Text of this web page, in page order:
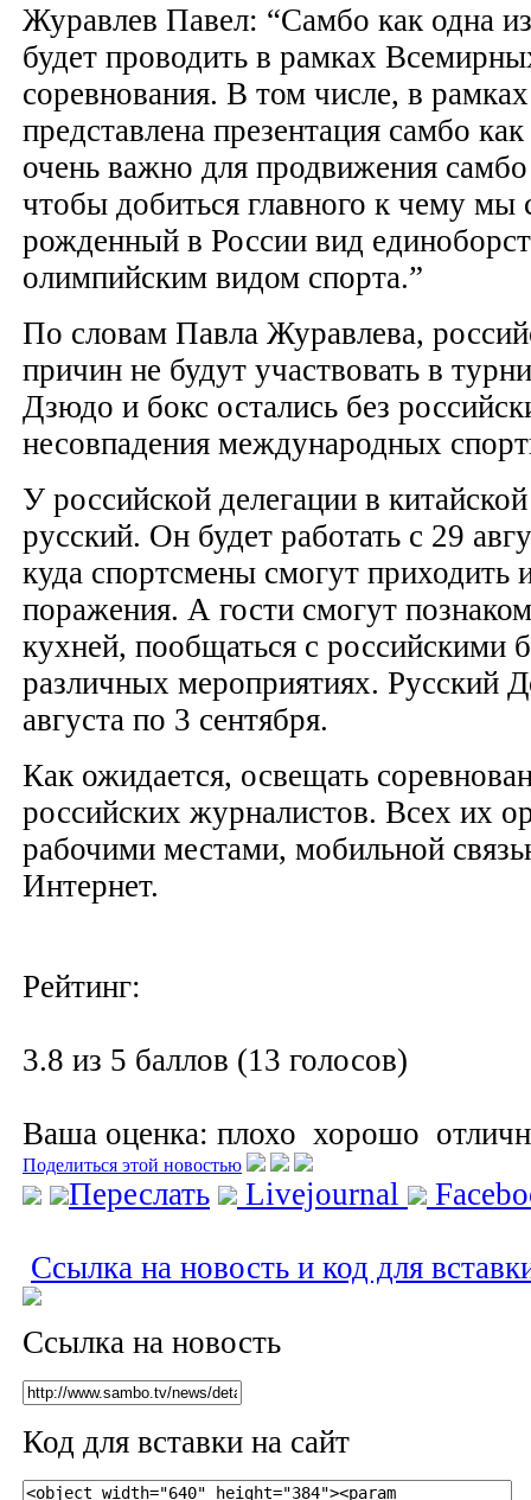
Журавлев Павел: “Самбо как одна
будет проводить в рамках
соревнования. В том числе, в
представлена презентация самбо
очень важно для продвижения
чтобы добиться главного к чему
рожденный в России вид
олимпийским видом спорта.”
По словам Павла Журавлева,
причин не будут участвовать в
Дзюдо и бокс остались без
несовпадения международных
У российской делегации в
русский. Он будет работать с 29
куда спортсмены смогут приходить
поражения. А гости смогут
кухней, пообщаться с российскими
различных мероприятиях. Русский
августа по 3 сентября.
Как ожидается, освещать
российских журналистов. Всех их
рабочими местами, мобильной
Интернет.
Рейтинг:
3.8 из 5 баллов (13 голосов)
Ваша оценка: плохо хорошо
Поделиться этой новостью
Переслать Livejournal
Ссылка на новость и код для
Ссылка на новость
Код для вставки на сайт